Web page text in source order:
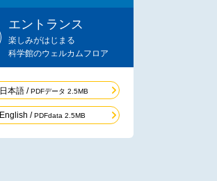
エントランス
楽しみがはじまる
科学館のウェルカムフロア
日本語 /PDFデータ 2.5MB
English /PDFdata 2.5MB